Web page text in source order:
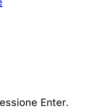
Enter.